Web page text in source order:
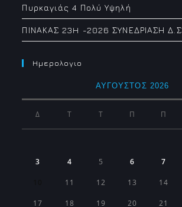
Πυρκαγιάς 4 Πολύ Υψηλή
ΠΙΝΑΚΑΣ 23H -2026 ΣΥΝΕΔΡΙΑΣΗ Δ.Σ
Ημερολογιο
ΑΎΓΟΥΣΤΟΣ 2026
Δ Τ Τ Π Π
3 4 5 6 7
11 12 13 14
17 18 19 20 21